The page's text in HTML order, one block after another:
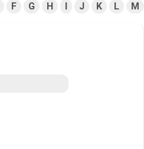
F G H I J K L M